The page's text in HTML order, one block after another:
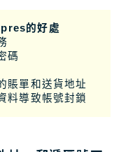
的好處
碼
賬單和送貨地址
料導致帳號封鎖